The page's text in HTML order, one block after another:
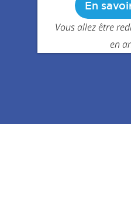
En
Vous allez être
en